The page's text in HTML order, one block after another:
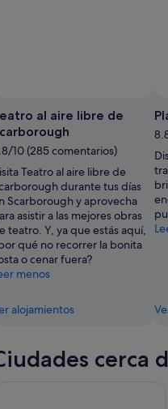
al aire libre de
10 (285 comentarios)
Teatro al aire libre de
durante tus días
Scarborough y aprovecha
asistir a las mejores obras
teatro. Y, ya que estás aquí,
qué no recorrer la bonita
o cenar fuera?
menos
alojamientos
cerca